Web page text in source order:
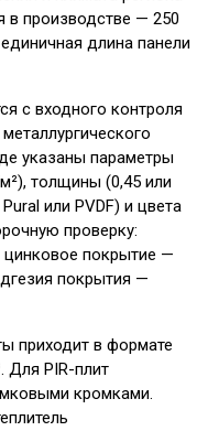
в производстве — 250
длина панели
с входного контроля
указаны параметры
толщины (0,45 или
или PVDF) и цвета
проверку:
покрытие —
покрытия —
приходит в формате
Для PIR-плит
кромками.